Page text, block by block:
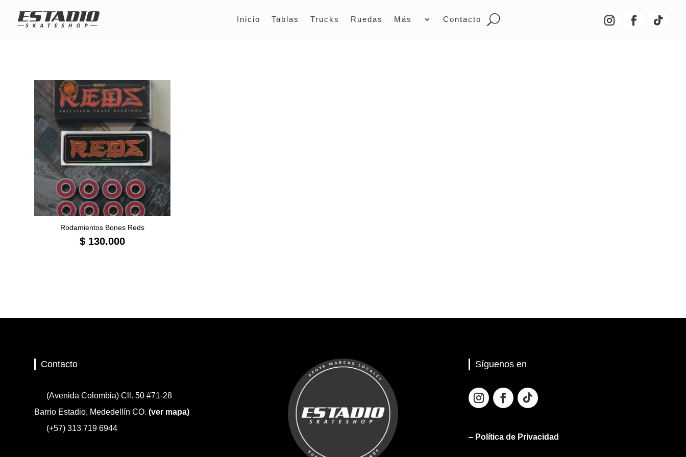
Inicio Tablas Trucks Ruedas Más Contacto
Rodamientos Bones Reds
$ 130.000
Contacto
(Avenida Colombia) Cll. 50 #71-28
Barrio Estadio, Mededellín CO.(ver mapa)
(+57) 313 719 6944
Síguenos en
– Política de Privacidad